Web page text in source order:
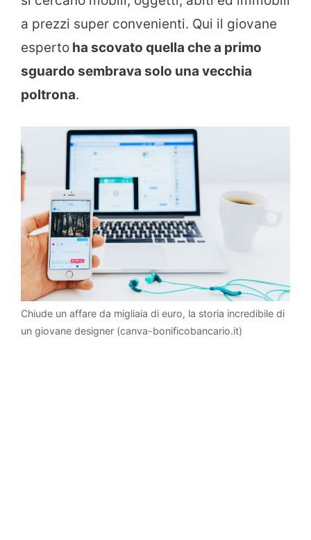
a prezzi super convenienti. Qui il giovane
esperto ha scovato quella che a primo
sguardo sembrava solo una vecchia
poltrona.
Chiude un affare da migliaia di euro, la storia incredibile di
un giovane designer (canva-bonificobancario.it)